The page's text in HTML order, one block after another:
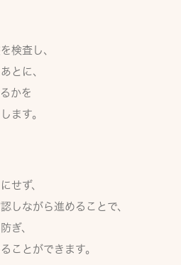
検査し、
とに、
かを
ます。
せず、
しながら進めることで、
ぎ、
ことができます。